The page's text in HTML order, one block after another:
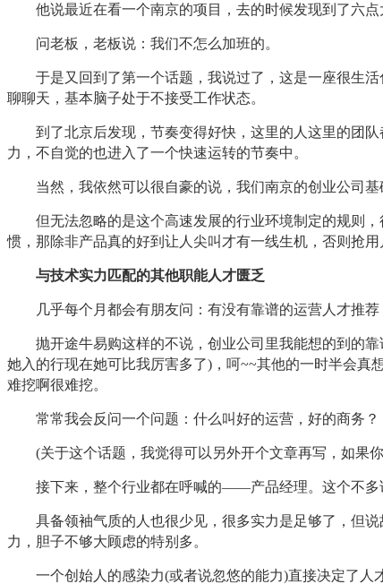
他说最近在看一个南京的项目，去的时候发现到了六点
问老板，老板说：我们不怎么加班的。
于是又回到了第一个话题，我说过了，这是一座很生活
聊聊天，基本脑子处于不接受工作状态。
到了北京后发现，节奏变得好快，这里的人这里的团队
力，不自觉的也进入了一个快速运转的节奏中。
当然，我依然可以很自豪的说，我们南京的创业公司基
但无法忽略的是这个高速发展的行业环境制定的规则，
惯，那除非产品真的好到让人尖叫才有一线生机，否则抢用
与技术实力匹配的其他职能人才匮乏
几乎每个月都会有朋友问：有没有靠谱的运营人才推荐
抛开途牛易购这样的不说，创业公司里我能想的到的靠
她入的行现在她可比我厉害多了)，呵~~其他的一时半会真
难挖啊很难挖。
常常我会反问一个问题：什么叫好的运营，好的商务？
(关于这个话题，我觉得可以另外开个文章再写，如果你
接下来，整个行业都在呼喊的——产品经理。这个不多
具备领袖气质的人也很少见，很多实力是足够了，但说
力，胆子不够大顾虑的特别多。
一个创始人的感染力(或者说忽悠的能力)直接决定了人